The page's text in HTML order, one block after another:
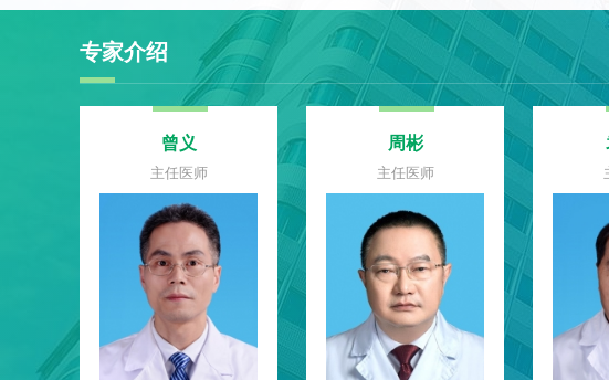
专家介绍
曾义
主任医师
周彬
主任医师